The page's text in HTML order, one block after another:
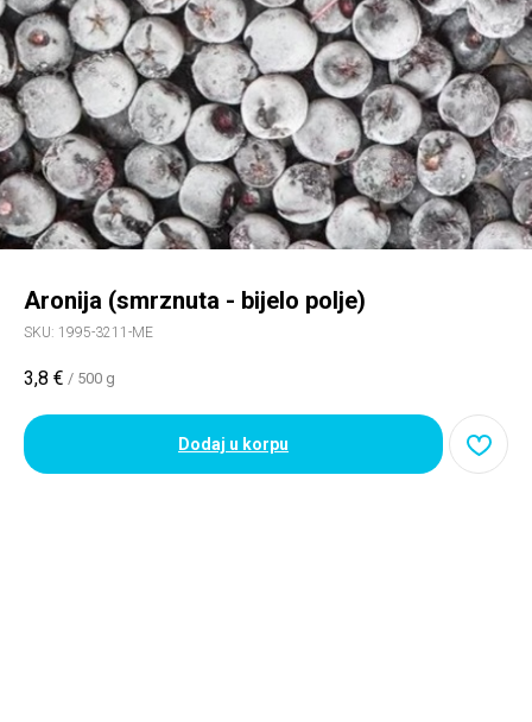
Aronija (smrznuta - bijelo polje)
SKU: 1995-3211-ME
3,8 € / 500 g
Dodaj u korpu